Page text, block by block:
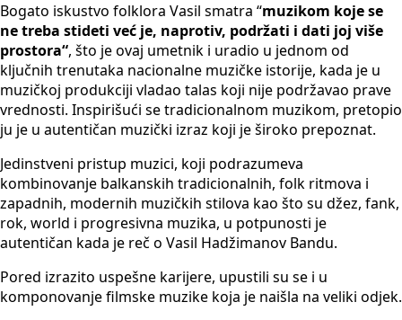
Bogato iskustvo folklora Vasil smatra “muzikom koje se
ne treba stideti već je, naprotiv, podržati i dati joj više
prostora“, što je ovaj umetnik i uradio u jednom od
ključnih trenutaka nacionalne muzičke istorije, kada je u
muzičkoj produkciji vladao talas koji nije podržavao prave
vrednosti. Inspirišući se tradicionalnom muzikom, pretopio
ju je u autentičan muzički izraz koji je široko prepoznat.
Jedinstveni pristup muzici, koji podrazumeva
kombinovanje balkanskih tradicionalnih, folk ritmova i
zapadnih, modernih muzičkih stilova kao što su džez, fank,
rok, world i progresivna muzika, u potpunosti je
autentičan kada je reč o Vasil Hadžimanov Bandu.
Pored izrazito uspešne karijere, upustili su se i u
komponovanje filmske muzike koja je naišla na veliki odjek.